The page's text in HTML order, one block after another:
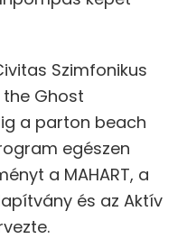
Szimfonikus
the Ghost
a parton beach
egészen
a MAHART, a
és az Aktív